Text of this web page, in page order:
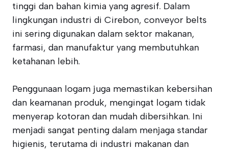
tinggi dan bahan kimia yang agresif. Dalam
lingkungan industri di Cirebon, conveyor belts
ini sering digunakan dalam sektor makanan,
farmasi, dan manufaktur yang membutuhkan
ketahanan lebih.
Penggunaan logam juga memastikan kebersihan
dan keamanan produk, mengingat logam tidak
menyerap kotoran dan mudah dibersihkan. Ini
menjadi sangat penting dalam menjaga standar
higienis, terutama di industri makanan dan